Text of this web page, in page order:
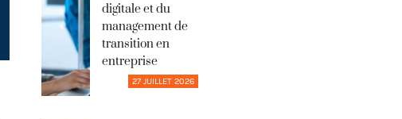
digitale et du
management de
transition en
entreprise
27 JUILLET 2026